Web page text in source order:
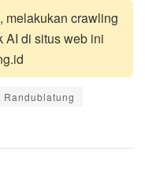
melakukan crawling
AI di situs web ini
Randublatung